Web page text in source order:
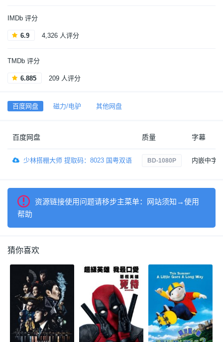
IMDb 评分
6.9 4,326 人评分
TMDb 评分
6.885 209 人评分
百度网盘 磁力/电驴 其他网盘
百度网盘 质量 字幕
少林搭棚大师 提取码：8023 国粤双语 BD-1080P 内嵌中字
资源链接使用问题请移步主菜单：网站须知→使用
帮助
猜你喜欢